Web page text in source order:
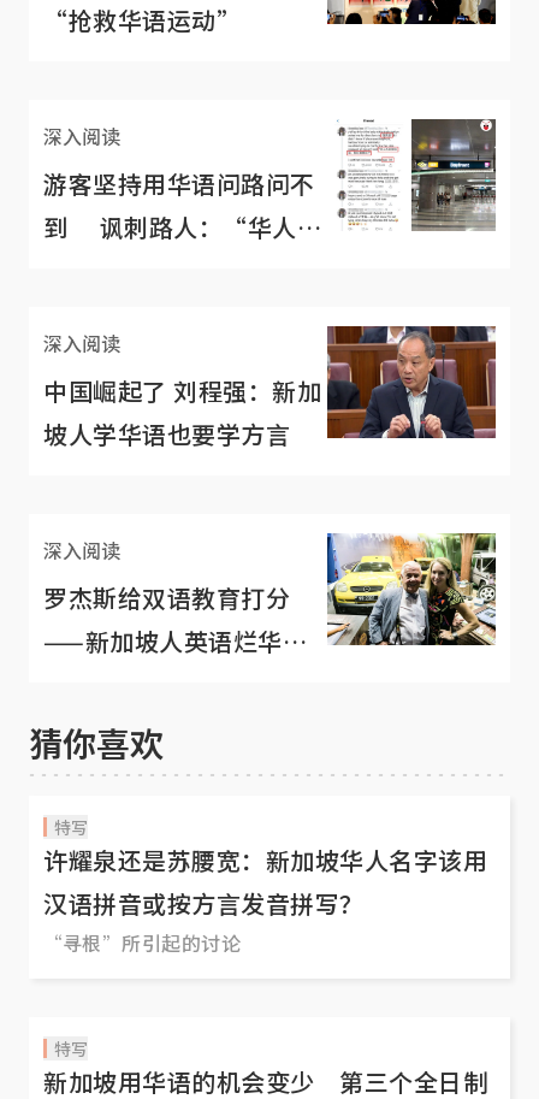
“抢救华语运动”
深入阅读
游客坚持用华语问路问不
到 讽刺路人：“华人不
深入阅读
中国崛起了 刘程强：新加
坡人学华语也要学方言
深入阅读
罗杰斯给双语教育打分
——新加坡人英语烂华语
猜你喜欢
特写
许耀泉还是苏腰宽：新加坡华人名字该用
汉语拼音或按方言发音拼写？
“寻根”所引起的讨论
特写
新加坡用华语的机会变少 第三个全日制